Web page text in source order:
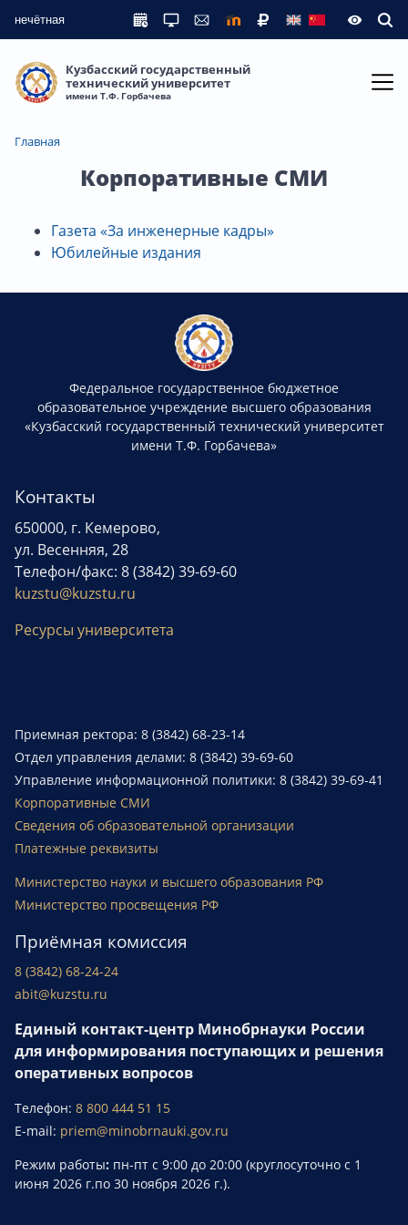
нечётная
Кузбасский государственный
технический университет
имени Т.Ф. Горбачева
Главная
Корпоративные СМИ
Газета «За инженерные кадры»
Юбилейные издания
Федеральное государственное бюджетное
образовательное учреждение высшего образования
«Кузбасский государственный технический университет
имени Т.Ф. Горбачева»
Контакты
650000, г. Кемерово,
ул. Весенняя, 28
Телефон/факс: 8 (3842) 39-69-60
kuzstu@kuzstu.ru
Ресурсы университета
Приемная ректора: 8 (3842) 68-23-14
Отдел управления делами: 8 (3842) 39-69-60
Управление информационной политики: 8 (3842) 39-69-41
Корпоративные СМИ
Сведения об образовательной организации
Платежные реквизиты
Министерство науки и высшего образования РФ
Министерство просвещения РФ
Приёмная комиссия
8 (3842) 68-24-24
abit@kuzstu.ru
Единый контакт-центр Минобрнауки России
для информирования поступающих и решения
оперативных вопросов
Телефон: 8 800 444 51 15
E-mail: priem@minobrnauki.gov.ru
Режим работы: пн-пт с 9:00 до 20:00 (круглосуточно с 1
июня 2026 г.по 30 ноября 2026 г.).